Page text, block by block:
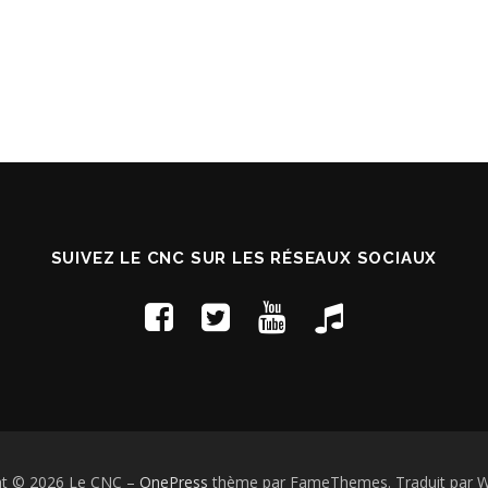
SUIVEZ LE CNC SUR LES RÉSEAUX SOCIAUX
© 2026 Le CNC – OnePress thème par FameThemes. Traduit par